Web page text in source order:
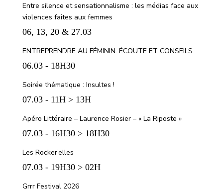
Entre silence et sensationnalisme : les médias face aux
violences faites aux femmes
06, 13, 20 & 27.03
ENTREPRENDRE AU FÉMININ: ÉCOUTE ET CONSEILS
06.03 - 18H30
Soirée thématique : Insultes !
07.03 - 11H > 13H
Apéro Littéraire – Laurence Rosier – « La Riposte »
07.03 - 16H30 > 18H30
Les Rocker’elles
07.03 - 19H30 > 02H
Grrr Festival 2026